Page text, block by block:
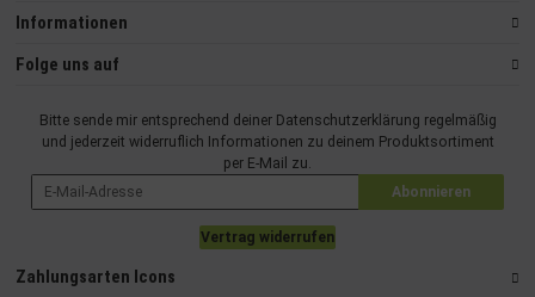
Informationen
Folge uns auf
Bitte sende mir entsprechend deiner Datenschutzerklärung regelmäßig
und jederzeit widerruflich Informationen zu deinem Produktsortiment
per E-Mail zu.
Abonnieren
Vertrag widerrufen
Zahlungsarten Icons